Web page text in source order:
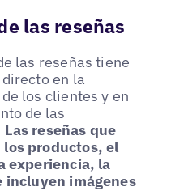
las reseñas
las reseñas tiene
en la
los clientes y en
de las
Las reseñas que
los productos, el
experiencia, la
incluyen imágenes